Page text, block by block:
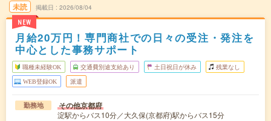
未読
NEW
掲載日 2026/08/04
月給20万円！専門商社での日々の受注・発注を
中心とした事務サポート
職種未経験OK 交通費別途支給あり 土日祝日が休み 残業なし
WEB登録OK 派遣
勤務地 その他京都府
淀駅からバス10分／大久保(京都府)駅からバス15分